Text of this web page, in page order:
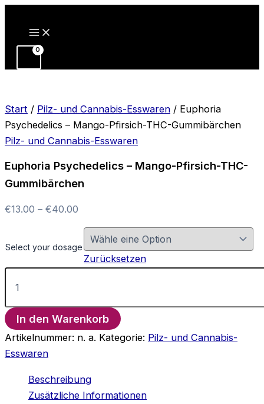
Inhalt
springen
Start / Pilz- und Cannabis-Esswaren / Euphoria
Psychedelics – Mango-Pfirsich-THC-Gummibärchen
Pilz- und Cannabis-Esswaren
Euphoria Psychedelics – Mango-Pfirsich-THC-
Gummibärchen
€13.00 – €40.00
€13.00
bis
€40.00
Select your dosage
Zurücksetzen
Euphoria
Psychedelics
Mango-
Pfirsich-
THC-
Gummibärchen
Menge
In den Warenkorb
Artikelnummer: n. a. Kategorie: Pilz- und Cannabis-
Esswaren
Beschreibung
Zusätzliche Informationen